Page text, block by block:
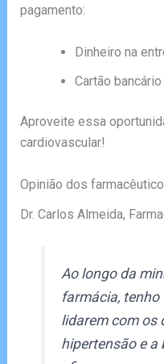
pagamento:
Dinheiro na
Cartão bancário
Aproveite essa
cardiovascular!
Opinião dos
Dr. Carlos Almeida,
Ao longo da
farmácia,
lidarem com os
hipertensão e a